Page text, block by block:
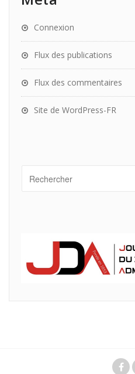
Connexion
Flux des publications
Flux des commentaires
Site de WordPress-FR